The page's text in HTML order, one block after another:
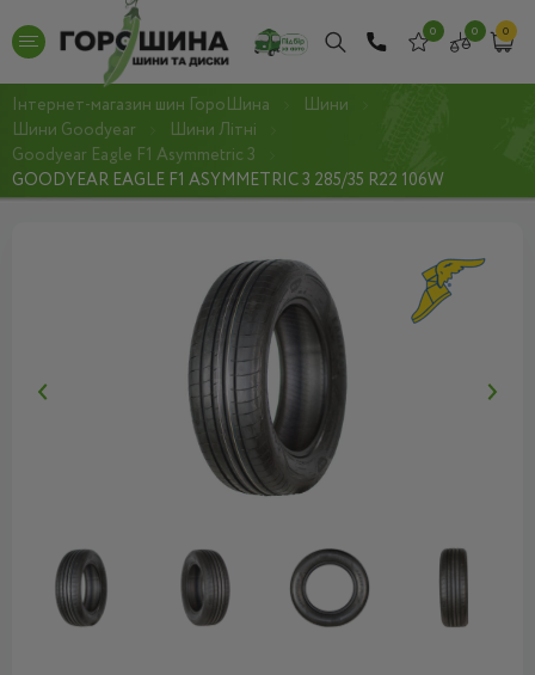
0 0 0
Інтернет-магазин шин ГороШина
Шини
Шини Goodyear
Шини Літні
Goodyear Eagle F1 Asymmetric 3
GOODYEAR EAGLE F1 ASYMMETRIC 3 285/35 R22 106W